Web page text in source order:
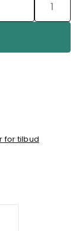
for tilbud